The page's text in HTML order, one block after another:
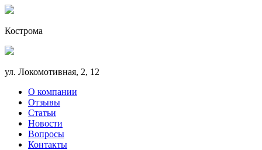
Кострома
ул. Локомотивная, 2, 12
О компании
Отзывы
Статьи
Новости
Вопросы
Контакты